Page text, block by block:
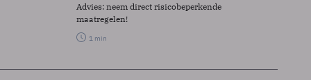
Advies: neem direct risicobeperkende
maatregelen!
1 min